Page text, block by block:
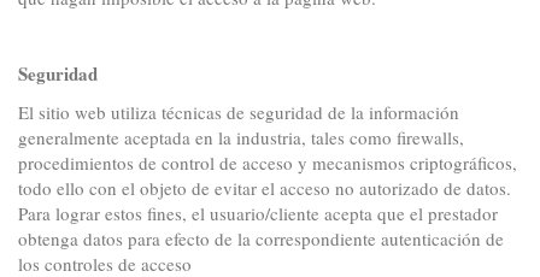
Seguridad
El sitio web utiliza técnicas de seguridad de la información
generalmente aceptada en la industria, tales como firewalls,
procedimientos de control de acceso y mecanismos criptográficos,
todo ello con el objeto de evitar el acceso no autorizado de datos.
Para lograr estos fines, el usuario/cliente acepta que el prestador
obtenga datos para efecto de la correspondiente autenticación de
los controles de acceso